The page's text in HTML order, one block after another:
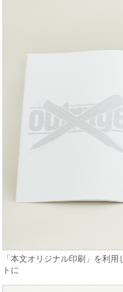
「本文オリジナル印刷」を利
トに